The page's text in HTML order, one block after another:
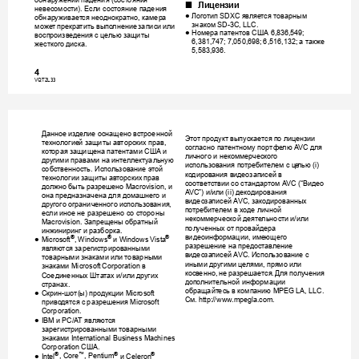
Лицензии
невесомости). Если состояние падения
≥ Логотип SDXC является товарным
обнаруживается неоднократно, камера
знаком SD-3C, LLC.
может прекратить выполнениезаписи или
≥ Номера патентов США 6,836,549;
воспроизведения с целью защиты
6,381,747; 7,050,698; 6,516,132; а также
жесткого диска.
5,583,936.
4
VQT2L33
Данное изделие оснащено встроенной
Этот продукт выпускается по лицензии
технологией защиты авторских прав,
согласно патентному портфелю AVC для
которая защищена патентами США и
личного и некоммерческого
другими правами на интеллектуальную
использования потребителем с целью (i)
собственность Использование этой
кодирования видеозаписей в
технологии защиты авторских прав
соответствии со стандартом AVC (“Видео
должно быть разрешено Macrovision, и
AVC”) и/или (ii) декодирования
она предназначена для домашнего и
видеозаписей AVC, закодированных
другого ограниченного использования,
потребителем в ходе личной
если иное не разрешено со стороны
некоммерческой деятельности и/или
Macrovision. Запрещены обратный
полученных от провайдера
инжиниринг и разборка.
® ® ® видеоинформации, имеющего
≥ Microsoft , Windows и Windows Vista
разрешение на предоставление
являются зарегистрированными
видеозаписей AVC. Использование с
товарными знаками или товарными
иными другими целями прямо или
знаками Microsoft Corporation в
косвенно, не разрешается. Для получения
Соединенных Штатах и/или других
дополнительной информации
странах
обращайтесь в компанию MPEG LA, LLC.
≥ Скрин-шот(ы) продукции Microsoft
См. http://www.mpegla.com.
приводятся с разрешения Microsoft
Corporation.
≥ IBM и PC/AT являются
зарегистрированными товарными
знаками International Business Machines
Corporation США.
® ™ ® ®
≥ Intel , Core , Pentium и Celeron